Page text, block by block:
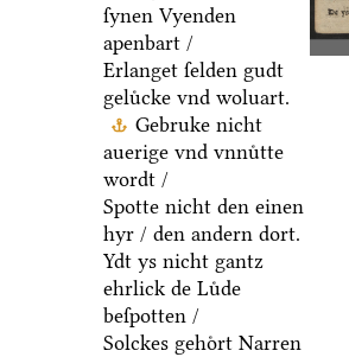
ſynen Vyenden
apenbart /
Erlanget ſelden gudt
geluͤcke vnd woluart.
Gebruke nicht
auerige vnd vnnuͤtte
wordt /
Spotte nicht den einen
hyr / den andern dort.
Ydt ys nicht gantz
ehrlick de Luͤde
beſpotten /
Solckes gehoͤrt Narren